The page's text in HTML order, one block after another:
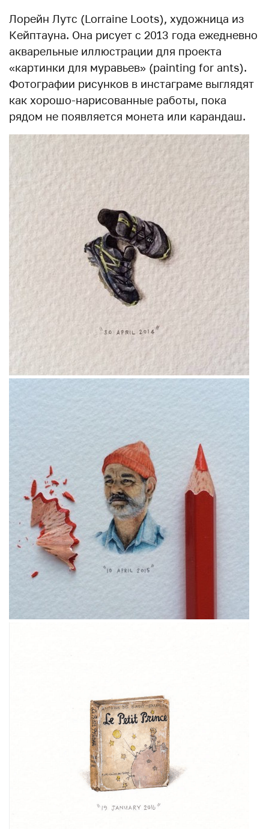
Лорейн Лутс (Lorraine Loots), художница из
Кейптауна. Она рисует с 2013 года ежедневно
акварельные иллюстрации для проекта
«картинки для муравьев» (painting for ants).
Фотографии рисунков в инстаграме выглядят
как хорошо-нарисованные работы, пока
рядом не появляется монета или карандаш.